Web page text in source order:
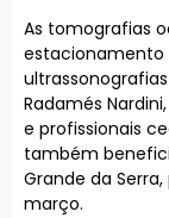
As tomografias
estacionamento
Radamés
e profissionais
também
Grande da
março.